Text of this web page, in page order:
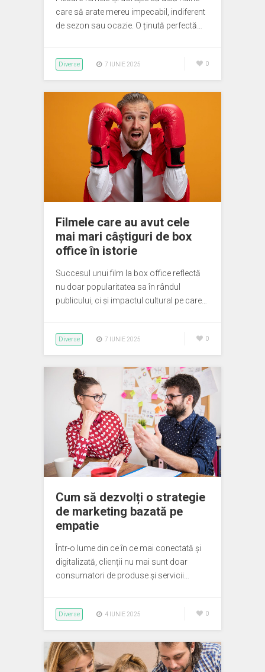
care să arate mereu impecabil, indiferent
de sezon sau ocazie. O ținută perfectă…
Diverse 7 IUNIE 2025 0
Filmele care au avut cele
mai mari câștiguri de box
office în istorie
Succesul unui film la box office reflectă
nu doar popularitatea sa în rândul
publicului, ci și impactul cultural pe care…
Diverse 7 IUNIE 2025 0
Cum să dezvolți o strategie
de marketing bazată pe
empatie
Într-o lume din ce în ce mai conectată și
digitalizată, clienții nu mai sunt doar
consumatori de produse și servicii…
Diverse 4 IUNIE 2025 0